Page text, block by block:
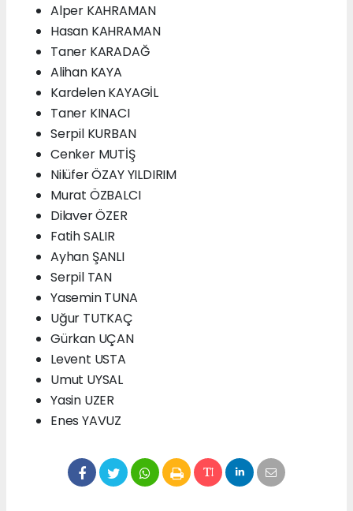
Alper KAHRAMAN
Hasan KAHRAMAN
Taner KARADAĞ
Alihan KAYA
Kardelen KAYAGİL
Taner KINACI
Serpil KURBAN
Cenker MUTİŞ
Nilüfer ÖZAY YILDIRIM
Murat ÖZBALCI
Dilaver ÖZER
Fatih SALIR
Ayhan ŞANLI
Serpil TAN
Yasemin TUNA
Uğur TUTKAÇ
Gürkan UÇAN
Levent USTA
Umut UYSAL
Yasin UZER
Enes YAVUZ